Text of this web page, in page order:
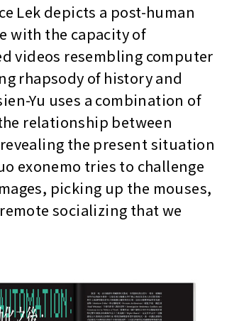
Lek depicts a post-human
with the capacity of
videos resembling computer
rhapsody of history and
Yu uses a combination of
relationship between
the present situation
exonemo tries to challenge
picking up the mouses,
socializing that we